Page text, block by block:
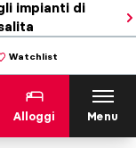
impianti di
Watchlist
Alloggi Menu